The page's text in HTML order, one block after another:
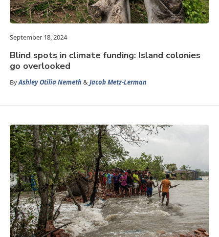
September 18, 2024
Blind spots in climate funding: Island colonies
go overlooked
ByAshley Otilia Nemeth&Jacob Metz-Lerman